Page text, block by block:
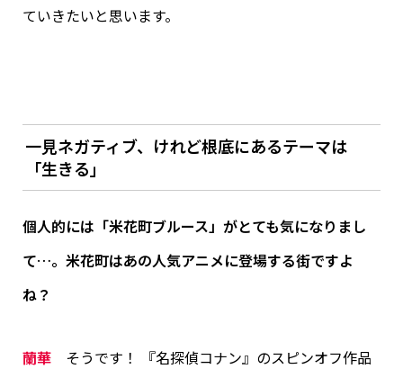
ていきたいと思います。
一見ネガティブ、けれど根底にあるテーマは
「生きる」
個人的には「米花町ブルース」がとても気になりまし
て…。米花町はあの人気アニメに登場する街ですよ
ね？
蘭華そうです！ 『名探偵コナン』のスピンオフ作品